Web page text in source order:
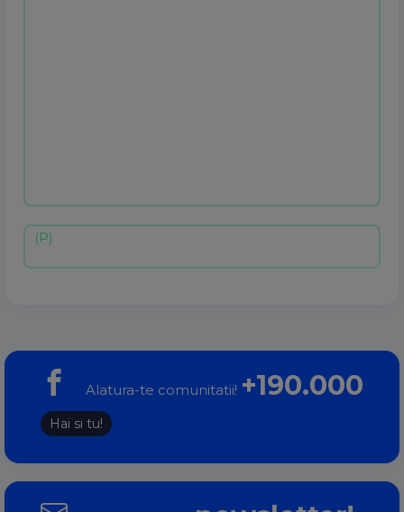
Alatura-te comunitatii! +190.000
Hai si tu!